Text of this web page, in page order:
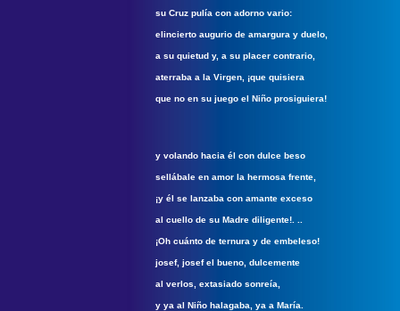
su Cruz pulía con adorno vario:
elincierto augurio de amargura y duelo,
a su quietud y, a su placer contrario,
aterraba a la Virgen, ¡que quisiera
que no en su juego el Niño prosiguiera!
y volando hacia él con dulce beso
sellábale en amor la hermosa frente,
¡y él se lanzaba con amante exceso
al cuello de su Madre diligente!. ..
¡Oh cuánto de ternura y de embeleso!
josef, josef el bueno, dulcemente
al verlos, extasiado sonreía,
y ya al Niño halagaba, ya a María.